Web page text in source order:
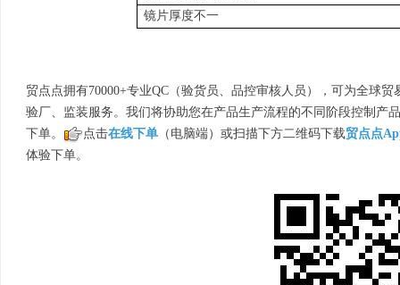
镜片厚度不一
贸点点拥有70000+专业QC（验货员、品控审核人员），可为全球
验厂、监装服务。我们将协助您在产品生产流程的不同阶段控制产
下单。
点击在线下单 （电脑端）或扫描下方二维码下载贸点点
体验下单。